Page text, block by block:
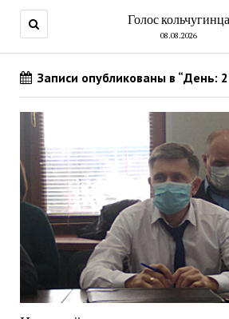
Голос кольчугинца
08.08.2026
Записи опубликованы в “День: